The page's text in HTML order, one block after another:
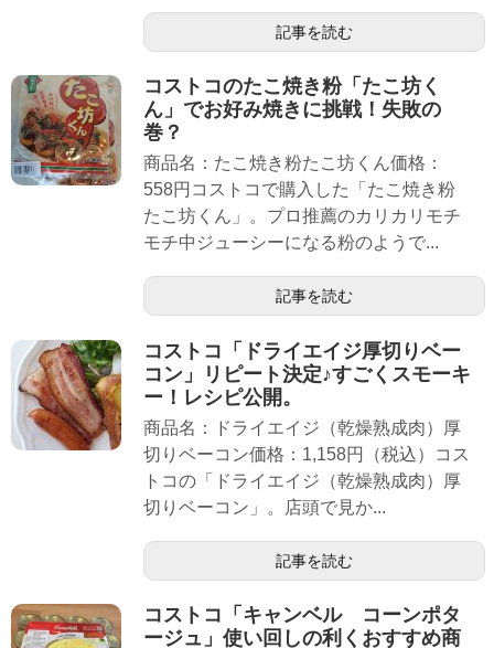
記事を読む
コストコのたこ焼き粉「たこ坊く
ん」でお好み焼きに挑戦！失敗の
巻？
商品名：たこ焼き粉たこ坊くん価格：
558円コストコで購入した「たこ焼き粉
たこ坊くん」。プロ推薦のカリカリモチ
モチ中ジューシーになる粉のようで...
記事を読む
コストコ「ドライエイジ厚切りベー
コン」リピート決定♪すごくスモーキ
ー！レシピ公開。
商品名：ドライエイジ（乾燥熟成肉）厚
切りベーコン価格：1,158円（税込）コス
トコの「ドライエイジ（乾燥熟成肉）厚
切りベーコン」。店頭で見か...
記事を読む
コストコ「キャンベル コーンポタ
ージュ」使い回しの利くおすすめ商